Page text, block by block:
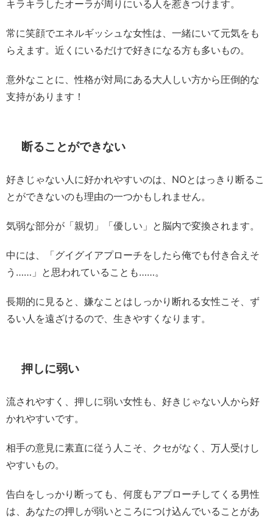
キラキラしたオーラが周りにいる人を惹きつけます。
常に笑顔でエネルギッシュな女性は、一緒にいて元気をも
らえます。近くにいるだけで好きになる方も多いもの。
意外なことに、性格が対局にある大人しい方から圧倒的な
支持があります！
断ることができない
好きじゃない人に好かれやすいのは、NOとはっきり断るこ
とができないのも理由の一つかもしれません。
気弱な部分が「親切」「優しい」と脳内で変換されます。
中には、「グイグイアプローチをしたら俺でも付き合えそ
う……」と思われていることも……。
長期的に見ると、嫌なことはしっかり断れる女性こそ、ず
るい人を遠ざけるので、生きやすくなります。
押しに弱い
流されやすく、押しに弱い女性も、好きじゃない人から好
かれやすいです。
相手の意見に素直に従う人こそ、クセがなく、万人受けし
やすいもの。
告白をしっかり断っても、何度もアプローチしてくる男性
は、あなたの押しが弱いところにつけ込んでいることがあ